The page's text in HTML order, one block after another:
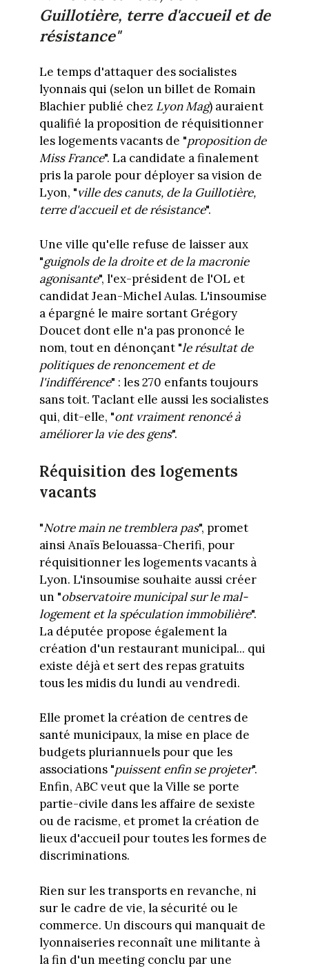
Guillotière, terre d'accueil et de
résistance"
Le temps d'attaquer des socialistes
lyonnais qui (selon un billet de Romain
Blachier publié chez Lyon Mag) auraient
qualifié la proposition de réquisitionner
les logements vacants de "proposition de
Miss France". La candidate a finalement
pris la parole pour déployer sa vision de
Lyon, "ville des canuts, de la Guillotière,
terre d'accueil et de résistance".
Une ville qu'elle refuse de laisser aux
"guignols de la droite et de la macronie
agonisante", l'ex-président de l'OL et
candidat Jean-Michel Aulas. L'insoumise
a épargné le maire sortant Grégory
Doucet dont elle n'a pas prononcé le
nom, tout en dénonçant "le résultat de
politiques de renoncement et de
l'indifférence" : les 270 enfants toujours
sans toit. Taclant elle aussi les socialistes
qui, dit-elle, "ont vraiment renoncé à
améliorer la vie des gens".
Réquisition des logements
vacants
"Notre main ne tremblera pas", promet
ainsi Anaïs Belouassa-Cherifi, pour
réquisitionner les logements vacants à
Lyon. L'insoumise souhaite aussi créer
un "observatoire municipal sur le mal-
logement et la spéculation immobilière".
La députée propose également la
création d'un restaurant municipal... qui
existe déjà et sert des repas gratuits
tous les midis du lundi au vendredi.
Elle promet la création de centres de
santé municipaux, la mise en place de
budgets pluriannuels pour que les
associations "puissent enfin se projeter".
Enfin, ABC veut que la Ville se porte
partie-civile dans les affaire de sexiste
ou de racisme, et promet la création de
lieux d'accueil pour toutes les formes de
discriminations.
Rien sur les transports en revanche, ni
sur le cadre de vie, la sécurité ou le
commerce. Un discours qui manquait de
lyonnaiseries reconnaît une militante à
la fin d'un meeting conclu par une